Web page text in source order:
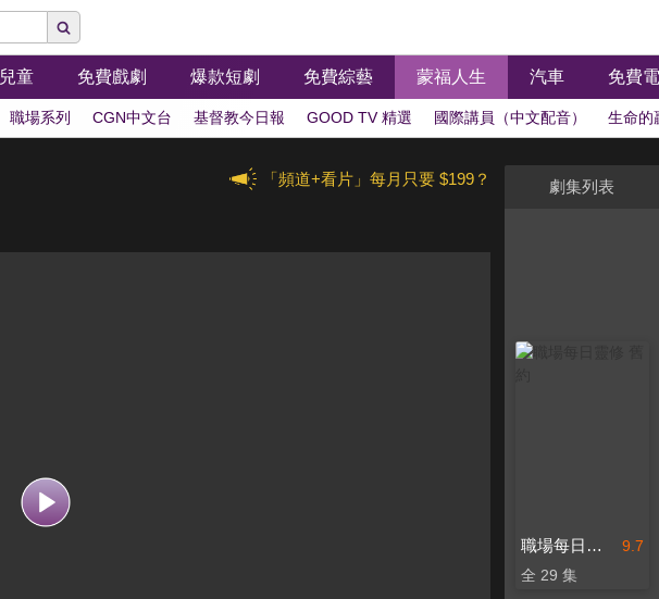
兒童 免費戲劇 爆款短劇 免費綜藝 蒙福人生 汽車 免費
職場系列 CGN中文台 基督教今日報 GOOD TV 精選 國際講員（中文配音） 生命的
「頻道+看片」每月只要 $199？ 劇集列表
9.7
職場每日靈修 舊約
全 29 集